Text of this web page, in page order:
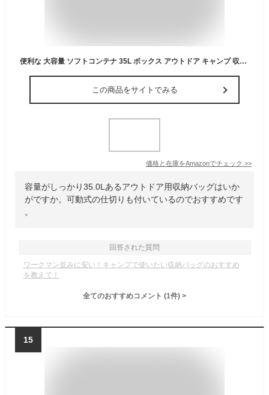
便利な 大容量 ソフトコンテナ 35L ボックス アウトドア キャンプ 収納ボックス 折り畳みコンテナ 屋外 防水 折り畳み 蓋付き ツールバッグ キャンプギア (ブラック)
この商品をサイトでみる
価格と在庫をAmazonでチェック >>
容量がしっかり35.0Lあるアウトドア用収納バッグはいか
がですか。可動式の仕切りも付いているのでおすすめです
。
回答された質問
ワークマン並みに安い！キャンプで使いたい収納バッグのおすすめ
を教えて！
全てのおすすめコメント (1件) >
15